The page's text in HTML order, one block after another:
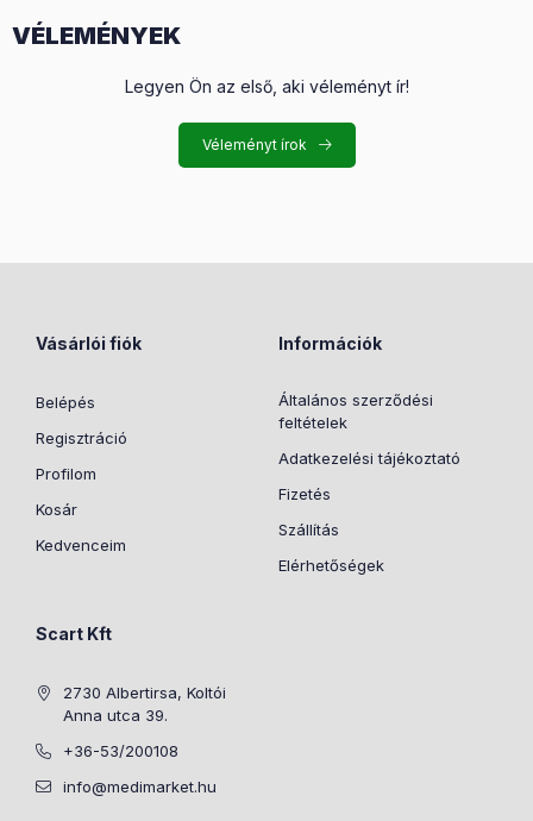
VÉLEMÉNYEK
Legyen Ön az első, aki véleményt ír!
Véleményt írok
Vásárlói fiók
Belépés
Regisztráció
Profilom
Kosár
Kedvenceim
Információk
Általános szerződési
feltételek
Adatkezelési tájékoztató
Fizetés
Szállítás
Elérhetőségek
Scart Kft
2730 Albertirsa, Koltói
Anna utca 39.
+36-53/200108
info@medimarket.hu